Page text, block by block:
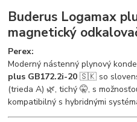
Buderus Logamax
magnetický
Perex:
Moderný nástenný plynový
plus GB172.2i-20 🇸🇰 so
(trieda A) 🌿, tichý 🤫, s
kompatibilný s hybridnými